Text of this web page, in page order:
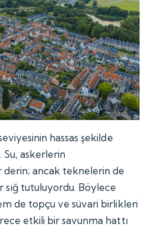
hassas şekilde
Su, askerlerin
ancak teknelerin de
tutuluyordu. Böylece
de topçu ve süvari birlikleri
etkili bir savunma hattı